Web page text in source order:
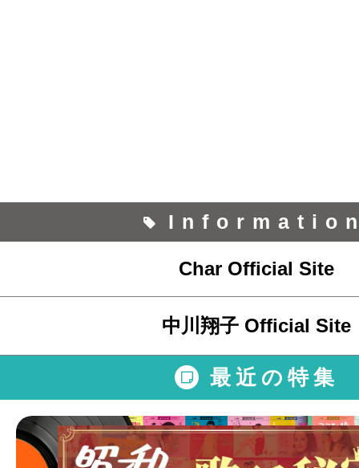
Char Official Site
中川翔子 Official Site
最近の特集